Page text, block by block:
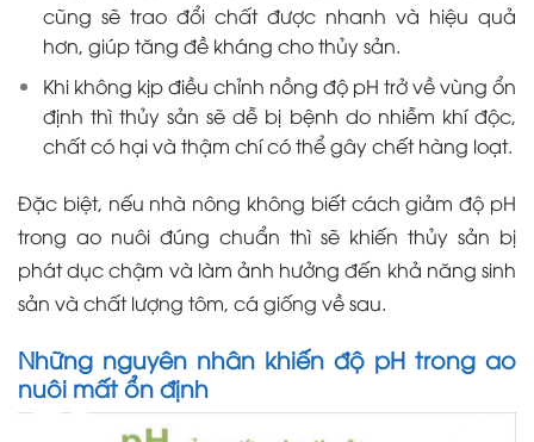
cũng sẽ trao đổi chất được nhanh và hiệu quả
hơn, giúp tăng đề kháng cho thủy sản.
Khi không kịp điều chỉnh nồng độ pH trở về vùng ổn
định thì thủy sản sẽ dễ bị bệnh do nhiễm khí độc,
chất có hại và thậm chí có thể gây chết hàng loạt.
Đặc biệt, nếu nhà nông không biết cách giảm độ pH
trong ao nuôi đúng chuẩn thì sẽ khiến thủy sản bị
phát dục chậm và làm ảnh hưởng đến khả năng sinh
sản và chất lượng tôm, cá giống về sau.
Những nguyên nhân khiến độ pH trong ao
nuôi mất ổn định